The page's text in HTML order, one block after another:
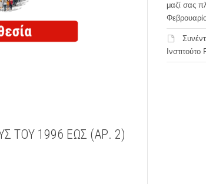
ΤΟΥ 1996 ΕΩΣ (ΑΡ. 2)
μαζί σας